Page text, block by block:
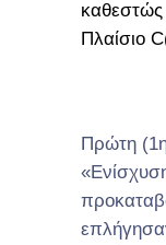
Πλαίσιο
Πρώτη